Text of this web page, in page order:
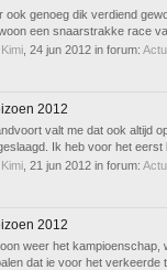
ook genoeg dik verdiend
een snaarstrakke race
24 jun 2012 in forum:
2012
valt me dat ook altijd
Ik heb voor het eerst
21 jun 2012 in forum:
2012
weer het kampioenschap,
dat ie voor het verkeerde